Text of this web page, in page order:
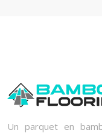
Un parquet en